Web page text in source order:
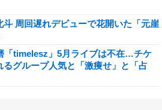
斗 周回遅れデビューで花開いた「元崖
「timelesz」5月ライブは不在…チケ
グループ人気と「激痩せ」と「占